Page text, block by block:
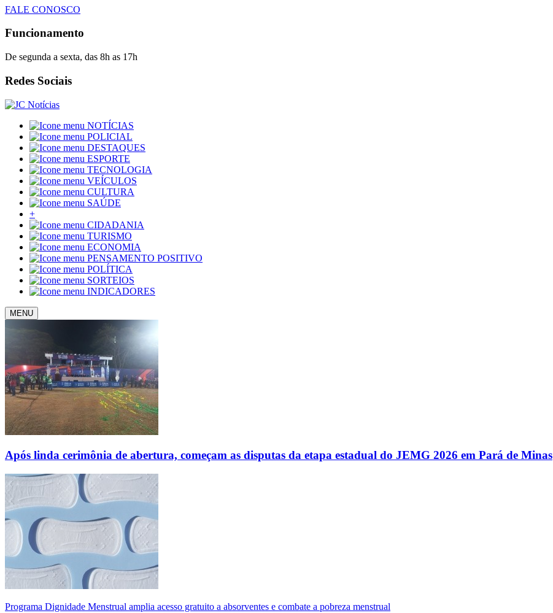
FALE CONOSCO
Funcionamento
De segunda a sexta, das 8h as 17h
Redes Sociais
NOTÍCIAS
POLICIAL
DESTAQUES
ESPORTE
TECNOLOGIA
VEÍCULOS
CULTURA
SAÚDE
+
CIDADANIA
TURISMO
ECONOMIA
PENSAMENTO POSITIVO
POLÍTICA
SORTEIOS
INDICADORES
MENU
Após linda cerimônia de abertura, começam as disputas da etapa estadual do JEMG 2026 em Pará de Minas
Programa Dignidade Menstrual amplia acesso gratuito a absorventes e combate a pobreza menstrual